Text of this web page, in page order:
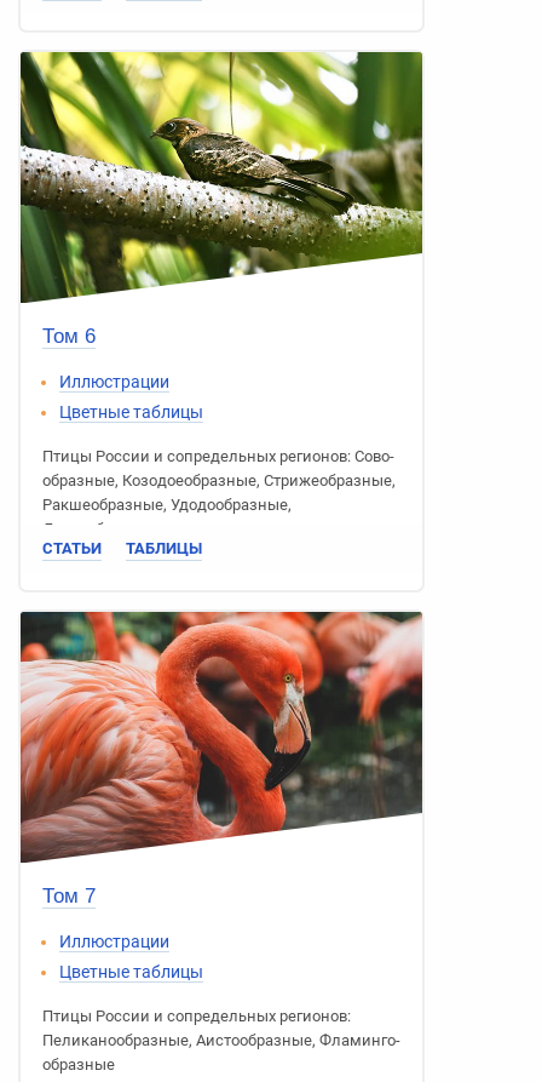
Том 6
Иллюстрации
Цветные таблицы
Птицы России и сопредельных регионов: Сово­
образные, Козодое­образные, Стриже­образные,
Ракше­образные, Удодо­образные,
Дятлообразные
СТАТЬИ
ТАБЛИЦЫ
Том 7
Иллюстрации
Цветные таблицы
Птицы России и сопредельных регионов:
Пеликано­образные, Аисто­образные, Фламинго­
образные